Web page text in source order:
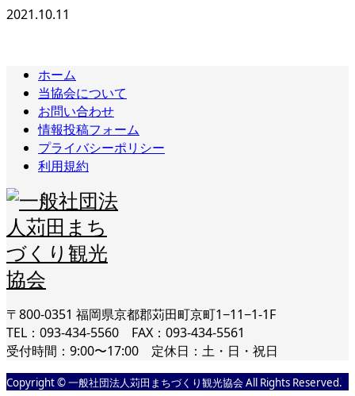
2021.10.11
ホーム
当協会について
お問い合わせ
情報投稿フォーム
プライバシーポリシー
利用規約
〒800-0351 福岡県京都郡苅田町京町1−11−1-1F
TEL：093-434-5560 FAX：093-434-5561
受付時間：9:00〜17:00 定休日：土・日・祝日
Copyright © 一般社団法人苅田まちづくり観光協会 All Rights Reserved.